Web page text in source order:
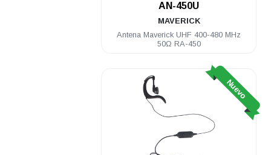
AN-450U
MAVERICK
Antena Maverick UHF 400-480 MHz
50Ω RA-450
Nuevo